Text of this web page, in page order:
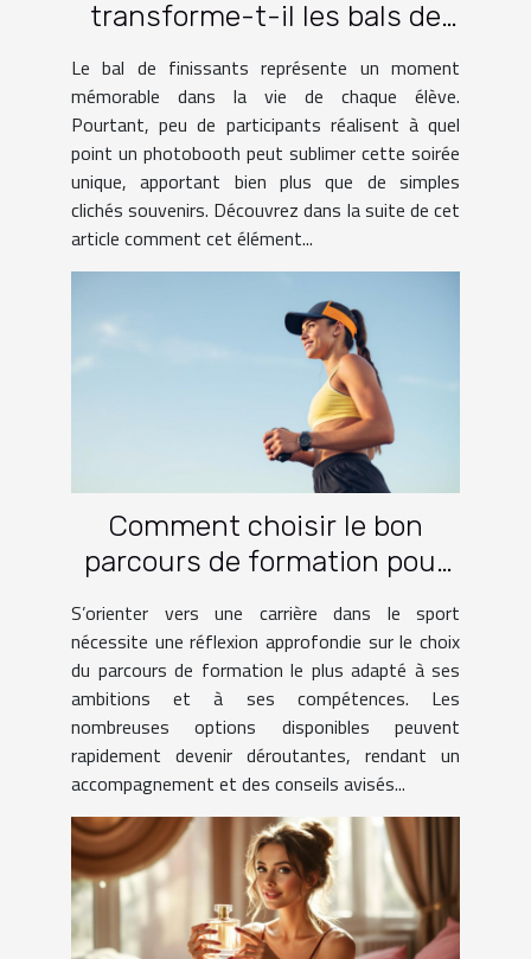
transforme-t-il les bals de
finissants ?
Le bal de finissants représente un moment
mémorable dans la vie de chaque élève.
Pourtant, peu de participants réalisent à quel
point un photobooth peut sublimer cette soirée
unique, apportant bien plus que de simples
clichés souvenirs. Découvrez dans la suite de cet
article comment cet élément...
Comment choisir le bon
parcours de formation pour
une carrière dans le sport ?
S’orienter vers une carrière dans le sport
nécessite une réflexion approfondie sur le choix
du parcours de formation le plus adapté à ses
ambitions et à ses compétences. Les
nombreuses options disponibles peuvent
rapidement devenir déroutantes, rendant un
accompagnement et des conseils avisés...